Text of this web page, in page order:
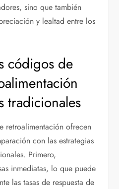
sino que también
y lealtad entre los
códigos de
tradicionales
retroalimentación ofrecen
con las estrategias
Primero,
inmediatas, lo que puede
las tasas de respuesta de